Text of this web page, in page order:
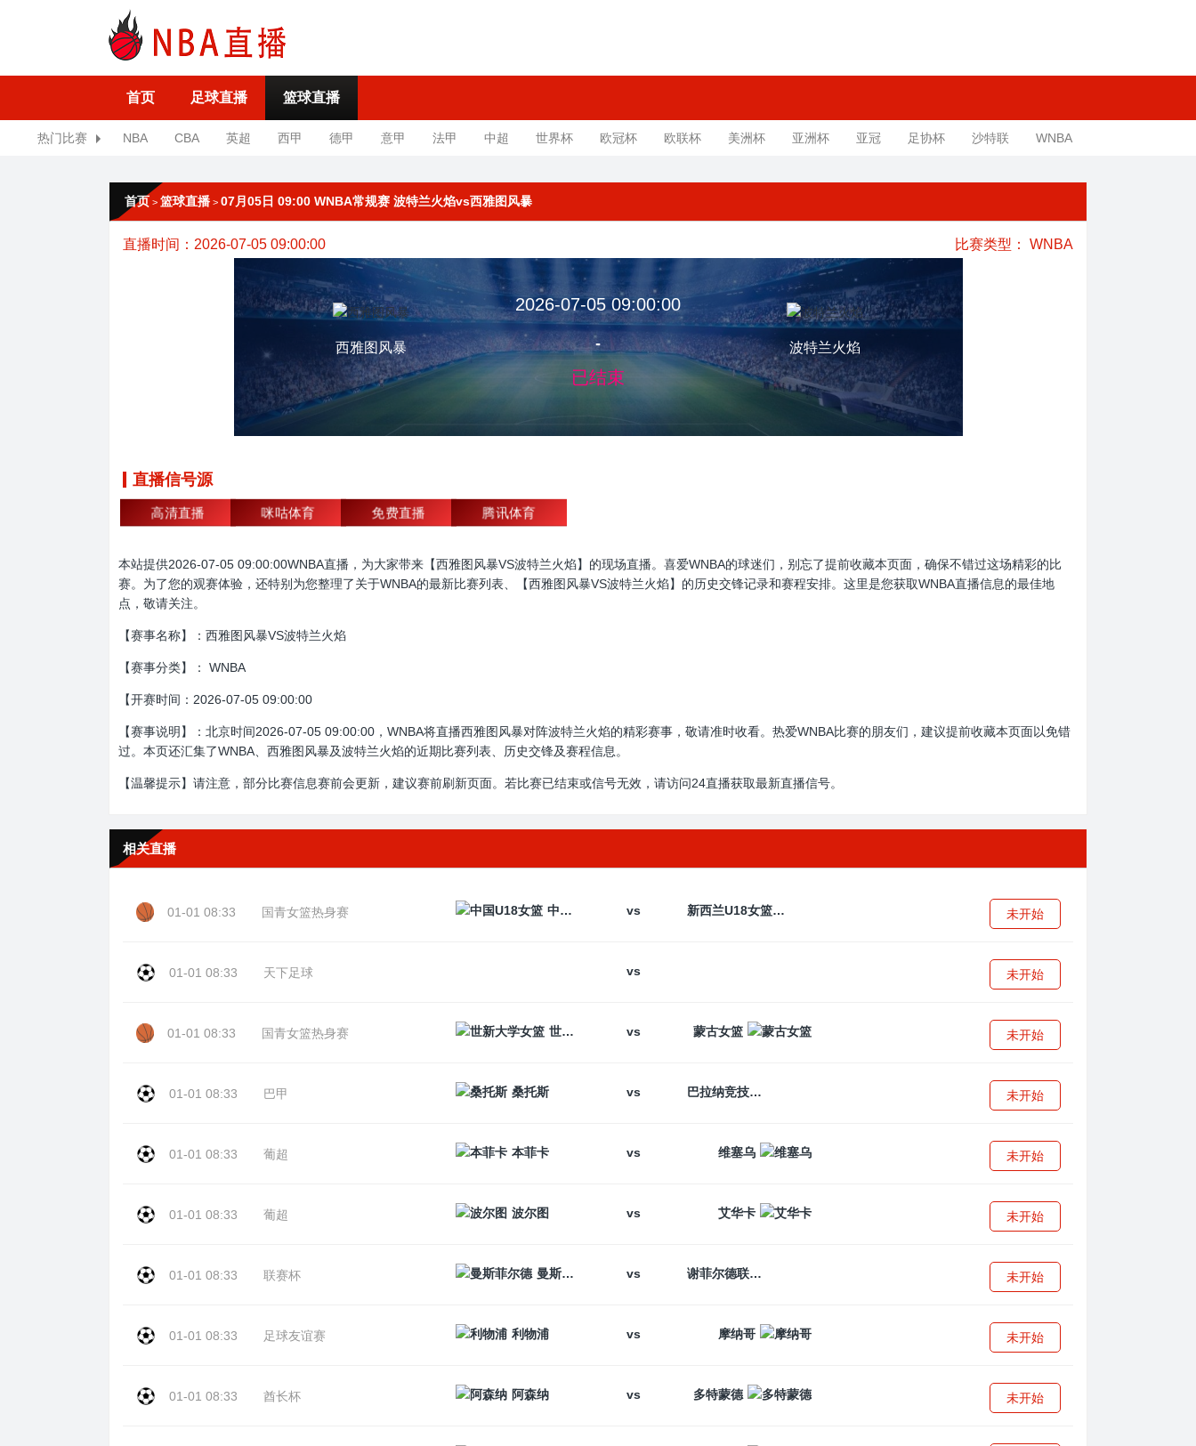
首页 足球直播 篮球直播
热门比赛 NBA CBA 英超 西甲 德甲 意甲 法甲 中超 世界杯 欧冠杯 欧联杯 美洲杯 亚洲杯 亚冠 足协杯 沙特联 WNBA
首页 > 篮球直播 > 07月05日 09:00 WNBA常规赛 波特兰火焰vs西雅图风暴
直播时间：2026-07-05 09:00:00 比赛类型： WNBA
西雅图风暴
2026-07-05 09:00:00
-
已结束
波特兰火焰
直播信号源
高清直播 咪咕体育 免费直播 腾讯体育
本站提供2026-07-05 09:00:00WNBA直播，为大家带来【西雅图风暴VS波特兰火焰】的现场直播。喜爱WNBA的球迷们，别忘了提前收藏本页面，确保不错过这场精彩的比
赛。为了您的观赛体验，还特别为您整理了关于WNBA的最新比赛列表、【西雅图风暴VS波特兰火焰】的历史交锋记录和赛程安排。这里是您获取WNBA直播信息的最佳地
点，敬请关注。
【赛事名称】：西雅图风暴VS波特兰火焰
【赛事分类】： WNBA
【开赛时间：2026-07-05 09:00:00
【赛事说明】：北京时间2026-07-05 09:00:00，WNBA将直播西雅图风暴对阵波特兰火焰的精彩赛事，敬请准时收看。热爱WNBA比赛的朋友们，建议提前收藏本页面以免错
过。本页还汇集了WNBA、西雅图风暴及波特兰火焰的近期比赛列表、历史交锋及赛程信息。
【温馨提示】请注意，部分比赛信息赛前会更新，建议赛前刷新页面。若比赛已结束或信号无效，请访问24直播获取最新直播信号。
相关直播
01-01 08:33 国青女篮热身赛 中国U18女篮 vs 新西兰U18女篮 未开始
01-01 08:33 天下足球 vs 未开始
01-01 08:33 国青女篮热身赛 世新大学女篮 vs 蒙古女篮 未开始
01-01 08:33 巴甲 桑托斯 vs 巴拉纳竞技 未开始
01-01 08:33 葡超 本菲卡 vs 维塞乌 未开始
01-01 08:33 葡超 波尔图 vs 艾华卡 未开始
01-01 08:33 联赛杯 曼斯菲尔德 vs 谢菲尔德联 未开始
01-01 08:33 足球友谊赛 利物浦 vs 摩纳哥 未开始
01-01 08:33 酋长杯 阿森纳 vs 多特蒙德 未开始